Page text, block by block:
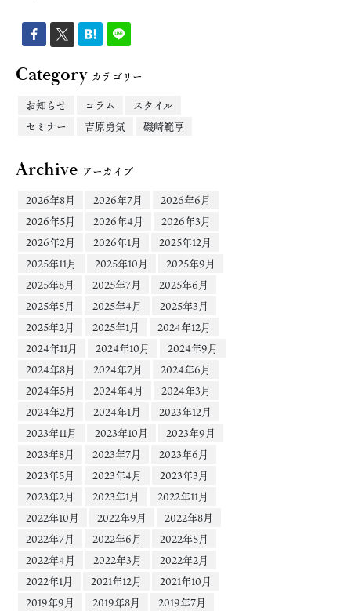
Categoryカテゴリー
お知らせ
コラム
スタイル
セミナー
吉原勇気 磯崎範享
Archive アーカイブ
2026年8月
2026年7月
2026年6月
2026年5月
2026年4月
2026年3月
2026年2月
2026年1月
2025年12月
2025年11月
2025年10月
2025年9月
2025年8月
2025年7月
2025年6月
2025年5月
2025年4月
2025年3月
2025年2月
2025年1月
2024年12月
2024年11月
2024年10月
2024年9月
2024年8月
2024年7月
2024年6月
2024年5月
2024年4月
2024年3月
2024年2月
2024年1月
2023年12月
2023年11月
2023年10月
2023年9月
2023年8月
2023年7月
2023年6月
2023年5月
2023年4月
2023年3月
2023年2月
2023年1月
2022年11月
2022年10月
2022年9月
2022年8月
2022年7月
2022年6月
2022年5月
2022年4月
2022年3月
2022年2月
2022年1月
2021年12月
2021年10月
2019年9月
2019年8月
2019年7月